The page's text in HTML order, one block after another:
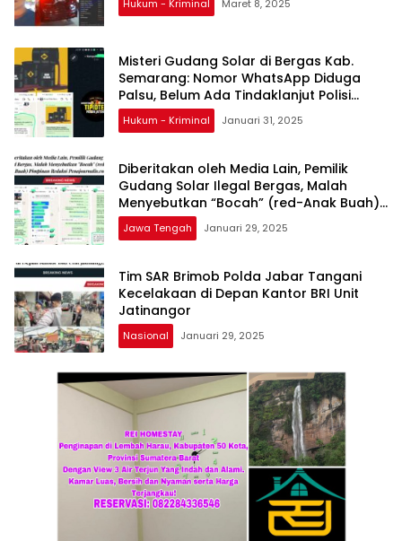
Hukum - Kriminal Maret 8, 2025
Misteri Gudang Solar di Bergas Kab.
Semarang: Nomor WhatsApp Diduga
Palsu, Belum Ada Tindaklanjut Polisi
Turun ke TKP
Hukum - Kriminal Januari 31, 2025
Diberitakan oleh Media Lain, Pemilik
Gudang Solar Ilegal Bergas, Malah
Menyebutkan “Bocah” (red-Anak Buah)
Pimpinan Redaksi Penajournalis.com
Jawa Tengah Januari 29, 2025
Tim SAR Brimob Polda Jabar Tangani
Kecelakaan di Depan Kantor BRI Unit
Jatinangor
Nasional Januari 29, 2025